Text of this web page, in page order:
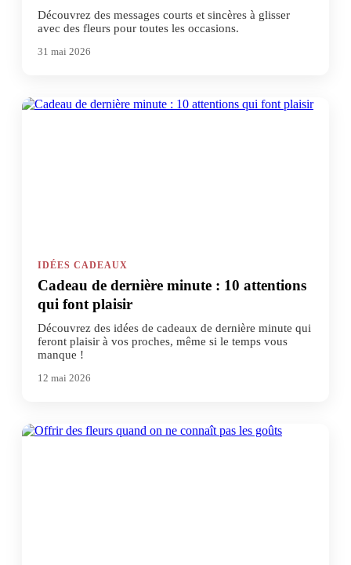
Découvrez des messages courts et sincères à glisser
avec des fleurs pour toutes les occasions.
31 mai 2026
IDÉES CADEAUX
Cadeau de dernière minute : 10 attentions
qui font plaisir
Découvrez des idées de cadeaux de dernière minute qui
feront plaisir à vos proches, même si le temps vous
manque !
12 mai 2026